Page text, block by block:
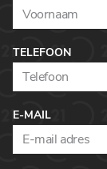
TELEFOON
E-MAIL